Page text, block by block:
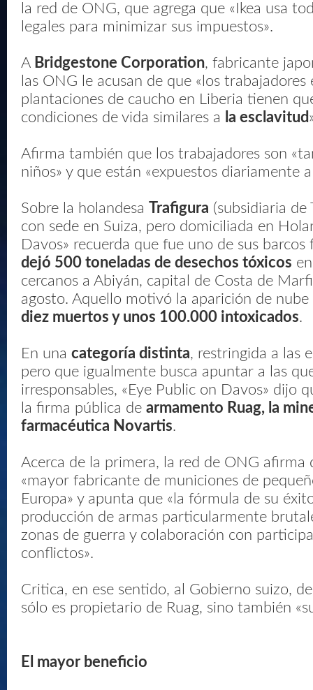
la red de ONG, que agrega que «Ikea usa
legales para minimizar sus impuestos».
A Bridgestone Corporation, fabricante
las ONG le acusan de que «los trabajadores
plantaciones de caucho en Liberia tienen
condiciones de vida similares a la esclavitud
Afirma también que los trabajadores son
niños» y que están «expuestos diariamente
Sobre la holandesa Trafigura (subsidiaria de
con sede en Suiza, pero domiciliada en
Davos» recuerda que fue uno de sus barcos
dejó 500 toneladas de desechos tóxicos
cercanos a Abiyán, capital de Costa de
agosto. Aquello motivó la aparición de
diez muertos y unos 100.000 intoxicados.
En una categoría distinta, restringida a las
pero que igualmente busca apuntar a las
irresponsables, «Eye Public on Davos» dijo
la firma pública de armamento Ruag, la
farmacéutica Novartis.
Acerca de la primera, la red de ONG afirma
«mayor fabricante de municiones de
Europa» y apunta que «la fórmula de su
producción de armas particularmente
zonas de guerra y colaboración con
conflictos».
Critica, en ese sentido, al Gobierno suizo,
sólo es propietario de Ruag, sino también
El mayor beneficio